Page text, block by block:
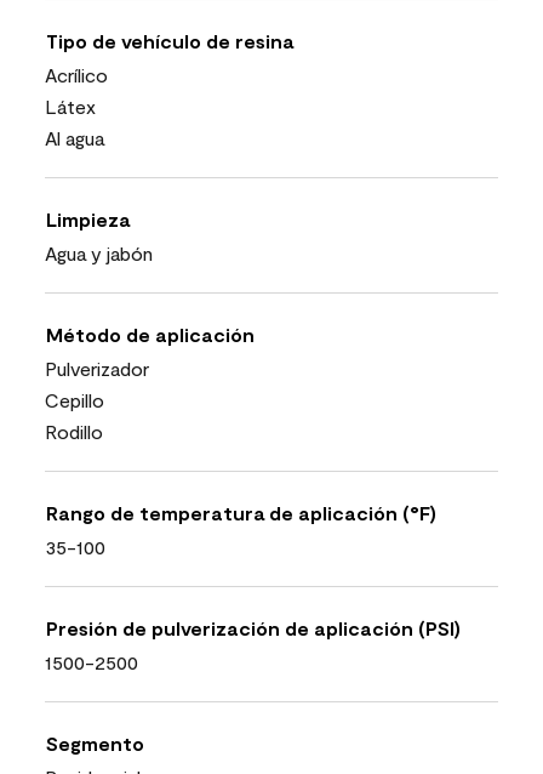
Tipo de vehículo de resina
Acrílico
Látex
Al agua
Limpieza
Agua y jabón
Método de aplicación
Pulverizador
Cepillo
Rodillo
Rango de temperatura de aplicación (°F)
35-100
Presión de pulverización de aplicación (PSI)
1500-2500
Segmento